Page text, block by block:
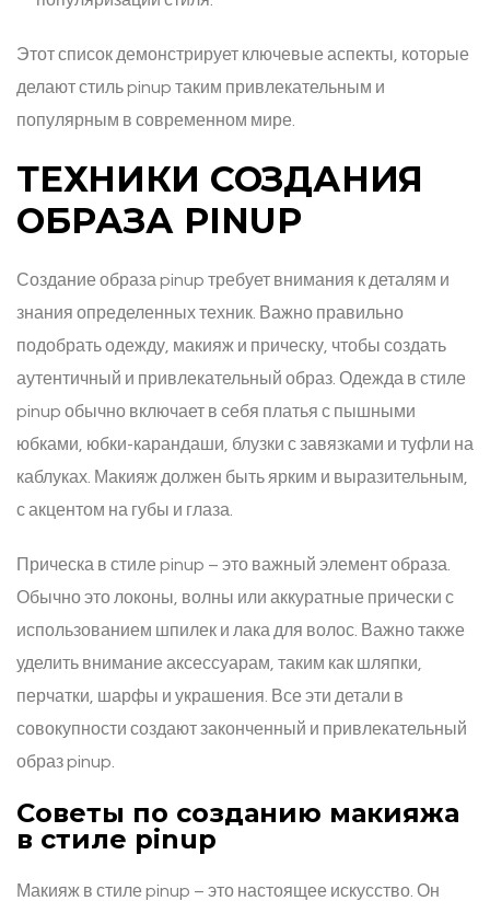
Этот список демонстрирует ключевые аспекты, которые
делают стиль pinup таким привлекательным и
популярным в современном мире.
ТЕХНИКИ СОЗДАНИЯ
ОБРАЗА PINUP
Создание образа pinup требует внимания к деталям и
знания определенных техник. Важно правильно
подобрать одежду, макияж и прическу, чтобы создать
аутентичный и привлекательный образ. Одежда в стиле
pinup обычно включает в себя платья с пышными
юбками, юбки-карандаши, блузки с завязками и туфли на
каблуках. Макияж должен быть ярким и выразительным,
с акцентом на губы и глаза.
Прическа в стиле pinup – это важный элемент образа.
Обычно это локоны, волны или аккуратные прически с
использованием шпилек и лака для волос. Важно также
уделить внимание аксессуарам, таким как шляпки,
перчатки, шарфы и украшения. Все эти детали в
совокупности создают законченный и привлекательный
образ pinup.
Советы по созданию макияжа
в стиле pinup
Макияж в стиле pinup – это настоящее искусство. Он